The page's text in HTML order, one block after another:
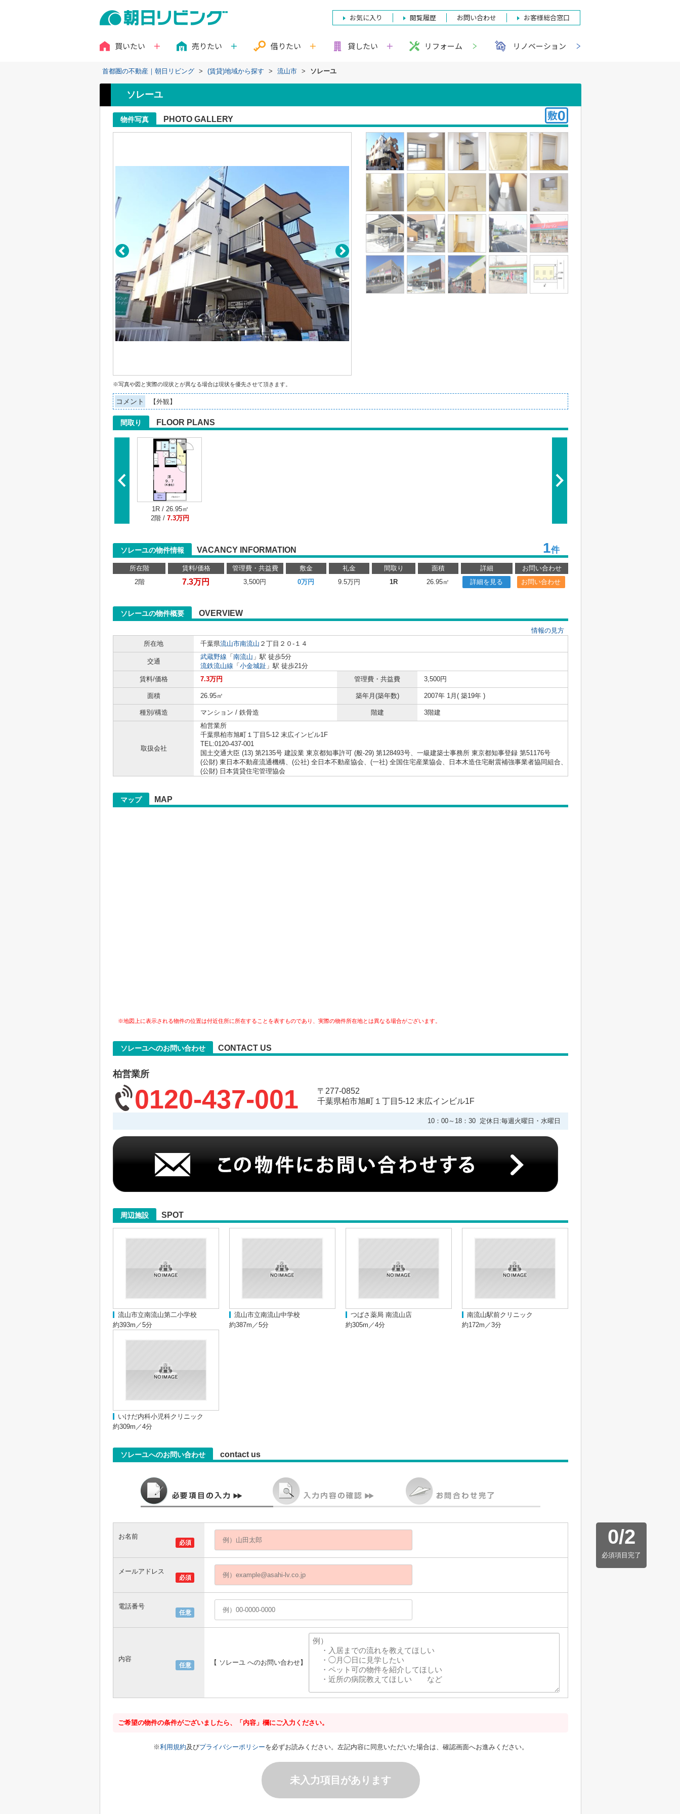
お気に入り 閲覧履歴 お問い合わせ お客様総合窓口
買いたい 売りたい 借りたい 貸したい リフォーム リノベーション
首都圏の不動産｜朝日リビング > (賃貸)地域から探す > 流山市 > ソレーユ
ソレーユ
物件写真 PHOTO GALLERY
※写真や図と実際の現状とが異なる場合は現状を優先させて頂きます。
コメント 【外観】
間取り FLOOR PLANS
1R / 26.95㎡
2階 / 7.3万円
ソレーユの物件情報 VACANCY INFORMATION 1件
所在階 賃料/価格 管理費・共益費 敷金 礼金 間取り 面積 詳細
お問い合わせ
2階
7.3万円 3,500円 0万円 9.5万円 1R 26.95㎡ 詳細を見る お問い合わせ
ソレーユの物件概要 OVERVIEW
情報の見方
所在地
千葉県流山市南流山 ２丁目２０-１４
交通
武蔵野線 「 南流山 」駅 徒歩5分
流鉄流山線 「 小金城趾 」駅 徒歩21分
賃料/価格
7.3万円 管理費・共益費 3,500円
面積 26.95㎡ 築年月(築年数) 2007年 1月( 築19年 )
種別/構造 マンション / 鉄骨造 階建 3階建
取扱会社
柏営業所
千葉県柏市旭町１丁目5-12 末広インビル1F
TEL:0120-437-001
国土交通大臣 (13) 第2135号 建設業 東京都知事許可 (般-29) 第128493号、一級建築士事務所 東京都知事登録 第51176号
(公財) 東日本不動産流通機構、(公社) 全日本不動産協会、(一社) 全国住宅産業協会、日本木造住宅耐震補強事業者協同組合、
(公財) 日本賃貸住宅管理協会
マップ MAP
※地図上に表示される物件の位置は付近住所に所在することを表すものであり、実際の物件所在地とは異なる場合がございます。
ソレーユへのお問い合わせ CONTACT US
柏営業所
0120-437-001
〒277-0852
千葉県柏市旭町１丁目5-12 末広インビル1F
10：00～18：30 定休日:毎週火曜日・水曜日
周辺施設 SPOT
流山市立南流山第二小学校
約393m／5分
流山市立南流山中学校
約387m／5分
つばさ薬局 南流山店
約305m／4分
南流山駅前クリニック
約172m／3分
いけだ内科小児科クリニック
約309m／4分
ソレーユへのお問い合わせ contact us
0/2
必須項目完了
必須
お名前
必須
メールアドレス
任意
電話番号
任意
内容 【 ソレーユ へのお問い合わせ】
ご希望の物件の条件がございましたら、「内容」欄にご入力ください。
※利用規約及びプライバシーポリシーを必ずお読みください。左記内容に同意いただいた場合は、確認画面へお進みください。
未入力項目があります